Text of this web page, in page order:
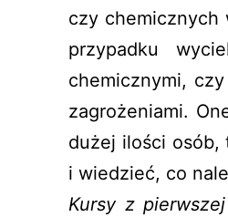
czy chemicznych
przypadku
chemicznymi,
zagrożeniami.
dużej ilości osób,
i wiedzieć, co
Kursy z